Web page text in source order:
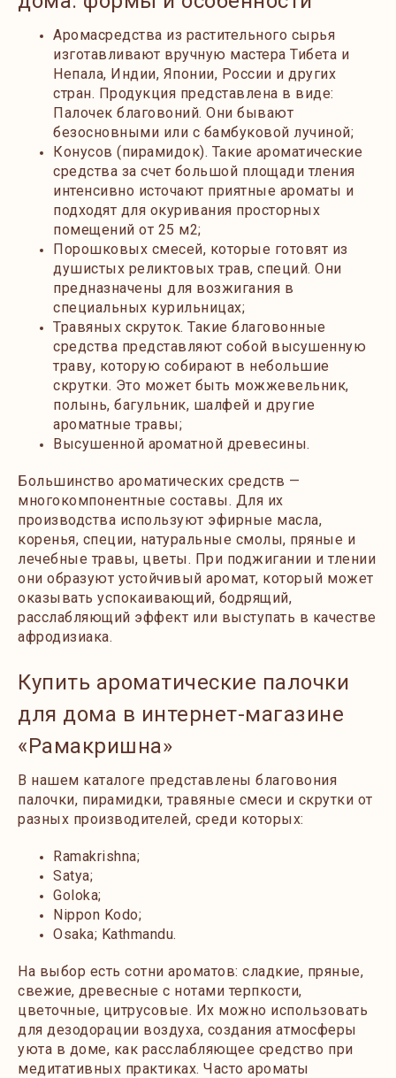
Аромасредства из растительного сырья
изготавливают вручную мастера Тибета и
Непала, Индии, Японии, России и других
стран. Продукция представлена в виде:
Палочек благовоний. Они бывают
безосновными или с бамбуковой лучиной;
Конусов (пирамидок). Такие ароматические
средства за счет большой площади тления
интенсивно источают приятные ароматы и
подходят для окуривания просторных
помещений от 25 м2;
Порошковых смесей, которые готовят из
душистых реликтовых трав, специй. Они
предназначены для возжигания в
специальных курильницах;
Травяных скруток. Такие благовонные
средства представляют собой высушенную
траву, которую собирают в небольшие
скрутки. Это может быть можжевельник,
полынь, багульник, шалфей и другие
ароматные травы;
Высушенной ароматной древесины.
Большинство ароматических средств —
многокомпонентные составы. Для их
производства используют эфирные масла,
коренья, специи, натуральные смолы, пряные и
лечебные травы, цветы. При поджигании и тлении
они образуют устойчивый аромат, который может
оказывать успокаивающий, бодрящий,
расслабляющий эффект или выступать в качестве
афродизиака.
Купить ароматические палочки
для дома в интернет-магазине
«Рамакришна»
В нашем каталоге представлены благовония
палочки, пирамидки, травяные смеси и скрутки от
разных производителей, среди которых:
Ramakrishna;
Satya;
Goloka;
Nippon Kodo;
Osaka; Kathmandu.
На выбор есть сотни ароматов: сладкие, пряные,
свежие, древесные с нотами терпкости,
цветочные, цитрусовые. Их можно использовать
для дезодорации воздуха, создания атмосферы
уюта в доме, как расслабляющее средство при
медитативных практиках. Часто ароматы